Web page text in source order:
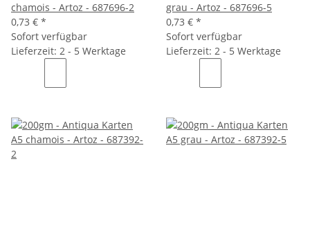
chamois - Artoz - 687696-2
0,73 € *
Sofort verfügbar
Lieferzeit: 2 - 5 Werktage
grau - Artoz - 687696-5
0,73 € *
Sofort verfügbar
Lieferzeit: 2 - 5 Werktage